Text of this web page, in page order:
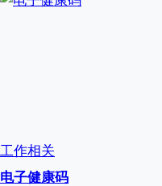
工作相关
电子健康码